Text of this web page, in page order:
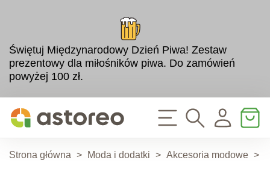
Świętuj Międzynarodowy Dzień Piwa! Zestaw
prezentowy dla miłośników piwa. Do zamówień
powyżej 100 zł.
Strona główna > Moda i dodatki > Akcesoria modowe >